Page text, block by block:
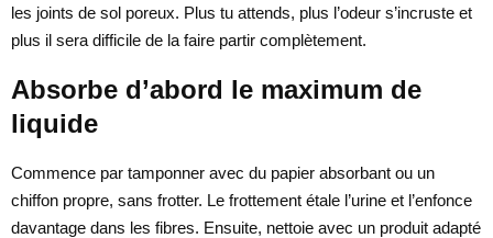
les joints de sol poreux. Plus tu attends, plus l’odeur s’incruste et
plus il sera difficile de la faire partir complètement.
Absorbe d’abord le maximum de
liquide
Commence par tamponner avec du papier absorbant ou un
chiffon propre, sans frotter. Le frottement étale l’urine et l’enfonce
davantage dans les fibres. Ensuite, nettoie avec un produit adapté